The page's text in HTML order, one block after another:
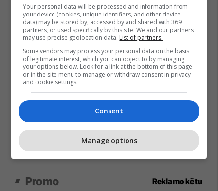
Promo Reklamo këtu
Your personal data will be processed and information from
your device (cookies, unique identifiers, and other device
data) may be stored by, accessed by and shared with 369
partners, or used specifically by this site. We and our partners
may use precise geolocation data. List of partners.
Some vendors may process your personal data on the basis
of legitimate interest, which you can object to by managing
your options below. Look for a link at the bottom of this page
or in the site menu to manage or withdraw consent in privacy
and cookie settings.
Consent
Manage options